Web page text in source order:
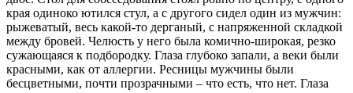
края одиноко ютился стул, а с другого сидел один из мужчин:
рыжеватый, весь какой-то дерганый, с напряженной складкой
между бровей. Челюсть у него была комично-широкая, резко
сужающаяся к подбородку. Глаза глубоко запали, а веки были
красными, как от аллергии. Ресницы мужчины были
бесцветными, почти прозрачными – что есть, что нет. Глаза